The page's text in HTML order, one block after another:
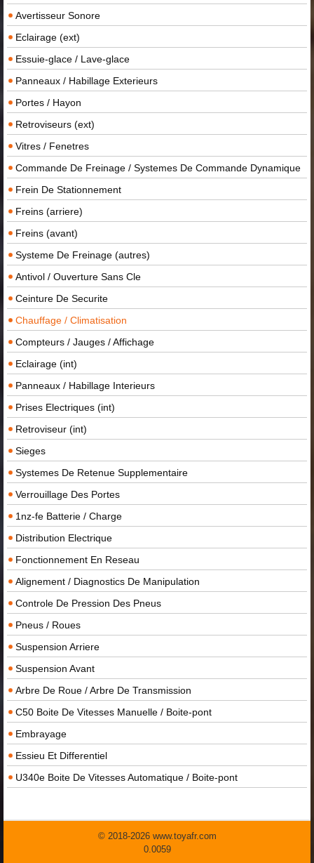
Avertisseur Sonore
Eclairage (ext)
Essuie-glace / Lave-glace
Panneaux / Habillage Exterieurs
Portes / Hayon
Retroviseurs (ext)
Vitres / Fenetres
Commande De Freinage / Systemes De Commande Dynamique
Frein De Stationnement
Freins (arriere)
Freins (avant)
Systeme De Freinage (autres)
Antivol / Ouverture Sans Cle
Ceinture De Securite
Chauffage / Climatisation
Compteurs / Jauges / Affichage
Eclairage (int)
Panneaux / Habillage Interieurs
Prises Electriques (int)
Retroviseur (int)
Sieges
Systemes De Retenue Supplementaire
Verrouillage Des Portes
1nz-fe Batterie / Charge
Distribution Electrique
Fonctionnement En Reseau
Alignement / Diagnostics De Manipulation
Controle De Pression Des Pneus
Pneus / Roues
Suspension Arriere
Suspension Avant
Arbre De Roue / Arbre De Transmission
C50 Boite De Vitesses Manuelle / Boite-pont
Embrayage
Essieu Et Differentiel
U340e Boite De Vitesses Automatique / Boite-pont
© 2018-2026 www.toyafr.com
0.0059